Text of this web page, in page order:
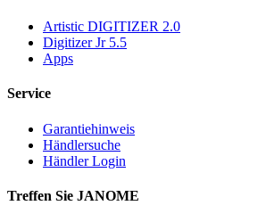
Artistic DIGITIZER 2.0
Digitizer Jr 5.5
Apps
Service
Garantiehinweis
Händlersuche
Händler Login
Treffen Sie JANOME